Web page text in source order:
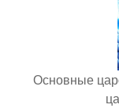
Основные